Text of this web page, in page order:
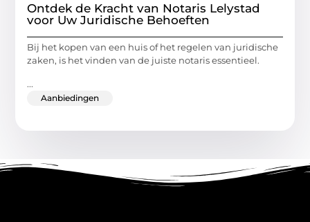
Ontdek de Kracht van Notaris Lelystad
voor Uw Juridische Behoeften
Bij het kopen van een huis of het regelen van juridische
zaken, is het vinden van de juiste notaris essentieel.
...
Aanbiedingen